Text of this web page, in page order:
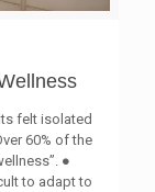
保良局羅傑
主會小學 香
錦燦紀念小學
獎 石籬聖若
校 保良局羅
別不設此獎
良局羅傑承
福榮街官立
felt isolated
60% of the
●
to adapt to